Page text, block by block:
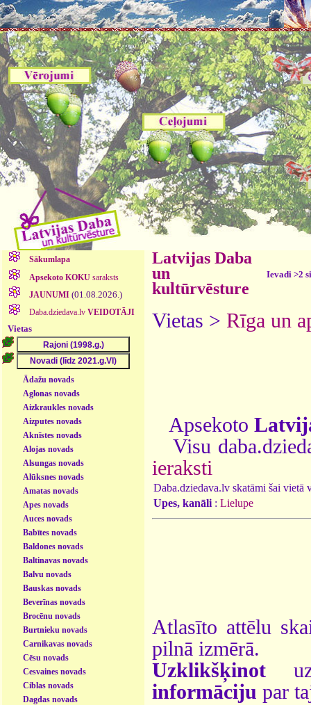
Sākumlapa
Apsekoto KOKUsaraksts
JAUNUMI (01.08.2026.)
Daba.dziedava.lv VEIDOTĀJI
Vietas
Ādažu novads
Aglonas novads
Aizkraukles novads
Aizputes novads
Aknīstes novads
Alojas novads
Alsungas novads
Alūksnes novads
Amatas novads
Apes novads
Auces novads
Babītes novads
Baldones novads
Baltinavas novads
Balvu novads
Bauskas novads
Beverīnas novads
Brocēnu novads
Burtnieku novads
Carnikavas novads
Cēsu novads
Cesvaines novads
Ciblas novads
Dagdas novads
Latvijas Daba
un
kultūrvēsture
Ievadi >2
Vietas > Rīga un
Apsekoto
Visu
ieraksti
Daba.dziedava.lv skatāmi šai vietā
Upes, kanāli : Lielupe
Atlasīto attēlu
pilnā izmērā.
Uzklikšķinot
informāciju par